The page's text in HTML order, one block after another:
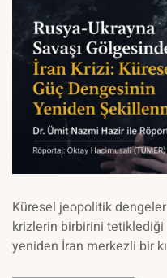
Küresel jeopolitik
krizlerin birbirini
yeniden İran merkezli bir